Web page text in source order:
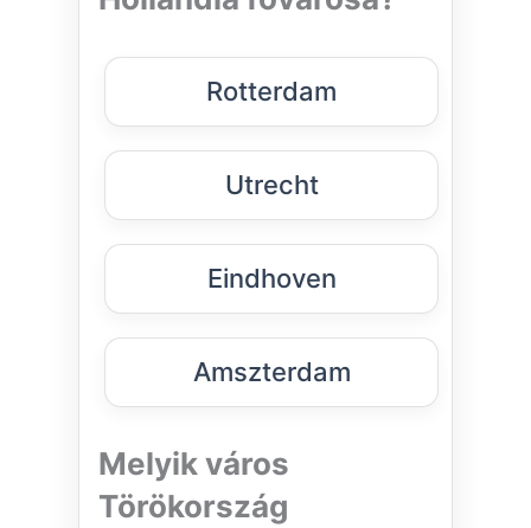
Rotterdam
Utrecht
Eindhoven
Amszterdam
Melyik város
Törökország